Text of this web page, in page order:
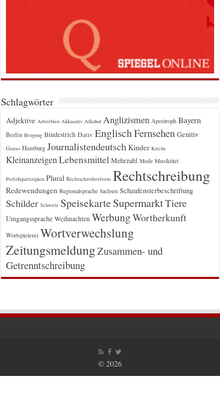
Schlagwörter
Adjektive Adverbien Akkusativ Alkohol Anglizismen Apostroph Bayern
Berlin Beugung Bindestrich Dativ EnglischFernsehen Genitiv
Genus Hamburg Journalistendeutsch Kinder Kirche
Kleinanzeigen Lebensmittel Mehrzahl Mode Musiktitel
Perfektpartizipien Plural Rechtschreibreform Rechtschreibung
Redewendungen Regionalsprache Sachsen Schaufensterbeschriftung
Schilder Schweiz Speisekarte SupermarktTiere
Umgangssprache Weihnachten WerbungWortherkunft
Wortspielerei Wortverwechslung
ZeitungsmeldungZusammen- und
Getrenntschreibung
© 2026